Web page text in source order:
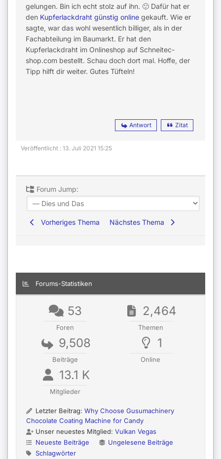
gelungen. Bin ich echt stolz auf ihn. 🙂 Dafür hat er
den Kupferlackdraht günstig online gekauft. Wie er
sagte, war das wohl wesentlich billiger, als in der
Fachabteilung im Baumarkt. Er hat den
Kupferlackdraht im Onlineshop auf Schneitec-
shop.com bestellt. Schau doch dort mal. Hoffe, der
Tipp hilft dir weiter. Gutes Tüfteln!
Antwort Zitat
Veröffentlicht : 13. Juli 2021 15:25
Forum Jump:
Vorheriges Thema Nächstes Thema
Forums-Statistiken
53
Foren
2,464
Themen
9,508
Beiträge
1
Online
13.1 K
Mitglieder
Letzter Beitrag: Why Choose Gusumachinery
Chocolate Coating Machine for Candy
Unser neuestes Mitglied: Vulkan Vegas
Neueste Beiträge
Ungelesene Beiträge
Schlagwörter